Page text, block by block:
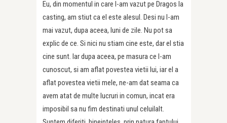
Eu, din momentul in care l-am vazut pe Dragos la
casting, am stiut ca el este alesul. Desi nu l-am
mai vazut, dupa aceea, luni de zile. Nu pot sa
explic de ce. Si nici nu stiam cine este, dar el stia
cine sunt. Iar dupa aceea, pe masura ce l-am
cunoscut, si am aflat povestea vietii lui, iar el a
aflat povestea vietii mele, ne-am dat seama ca
avem atat de multe lucruri in comun, incat era
imposibil sa nu fim destinati unul celuilalt.